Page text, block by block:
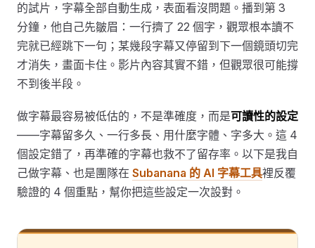
的試片，字幕全部自動生成，表面看沒問題。播到第 3
分鐘，他自己先皺眉：一行擠了 22 個字，觀眾根本讀不
完就已經跳下一句；某幾段字幕又停留到下一個鏡頭切完
才消失，畫面卡住。影片內容其實不錯，但觀眾很可能撐
不到後半段。
做字幕最容易被低估的，不是準確度，而是可讀性的設定
——字幕留多久、一行多長、用什麼字體、字多大。這 4
個設定錯了，再準確的字幕也救不了留存率。以下是我自
己做字幕、也是團隊在 Subanana 的 AI 字幕工具裡反覆
驗證的 4 個重點，幫你把這些設定一次設對。